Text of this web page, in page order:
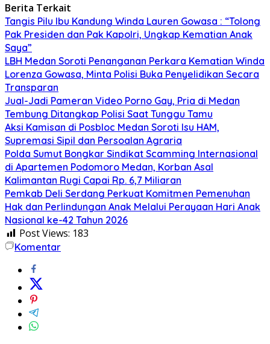
Berita Terkait
Tangis Pilu Ibu Kandung Winda Lauren Gowasa : “Tolong
Pak Presiden dan Pak Kapolri, Ungkap Kematian Anak
Saya”
‎LBH Medan Soroti Penanganan Perkara Kematian Winda
Lorenza Gowasa, Minta Polisi Buka Penyelidikan Secara
Transparan
Jual-Jadi Pameran Video Porno Gay, Pria di Medan
Tembung Ditangkap Polisi Saat Tunggu Tamu
Aksi Kamisan di Posbloc Medan Soroti Isu HAM,
Supremasi Sipil dan Persoalan Agraria
Polda Sumut Bongkar Sindikat Scamming Internasional
di Apartemen Podomoro Medan, Korban Asal
Kalimantan Rugi Capai Rp. 6,7 Miliaran
Pemkab Deli Serdang Perkuat Komitmen Pemenuhan
Hak dan Perlindungan Anak Melalui Perayaan Hari Anak
Nasional ke-42 Tahun 2026
Post Views: 183
Komentar